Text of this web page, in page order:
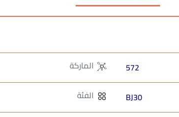
572 الماركة
BJ30 الفئة